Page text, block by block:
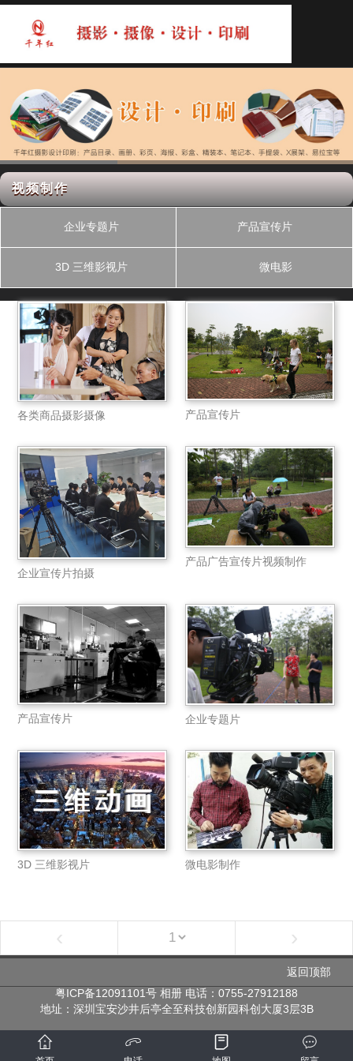
视频制作
企业专题片 产品宣传片
3D 三维影视片 微电影
各类商品摄影摄像 产品宣传片
企业宣传片拍摄
产品广告宣传片视频制作
产品宣传片 企业专题片
3D 三维影视片 微电影制作
‹ ›
返回顶部
粤ICP备12091101号 相册 电话：0755-27912188
地址： 深圳宝安沙井后亭全至科技创新园科创大厦3层3B